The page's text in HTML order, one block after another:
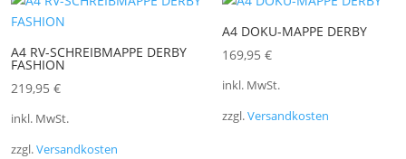
A4 RV-SCHREIBMAPPE DERBY
FASHION
219,95 €
inkl. MwSt.
zzgl.Versandkosten
A4 DOKU-MAPPE DERBY
169,95 €
inkl. MwSt.
zzgl.Versandkosten